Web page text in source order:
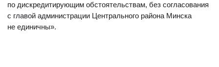
по дискредитирующим обстоятельствам, без согласования
с главой администрации Центрального района Минска
не единичны».